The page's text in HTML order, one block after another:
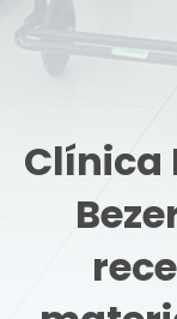
Clínica